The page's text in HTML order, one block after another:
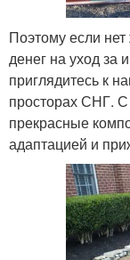
Поэтому если
денег на уход за
приглядитесь к
просторах СНГ.
прекрасные
адаптацией и